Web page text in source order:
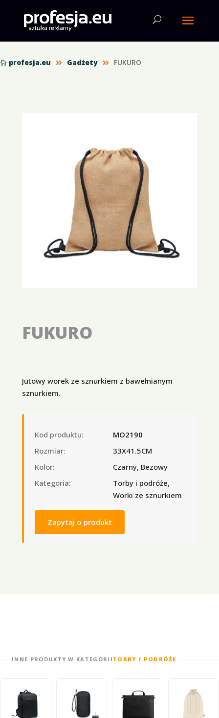
 profesja.eu  Gadżety  FUKURO
FUKURO
Jutowy worek ze sznurkiem z bawełnianym
sznurkiem.
Kod produktu:
MO2190
Rozmiar:
33X41.5CM
Kolor:
Czarny, Bezowy
Kategoria:
Torby i podróże,
Worki ze sznurkiem
Zapytaj o produkt
INNE PRODUKTY W KATEGORII TORBY I PODRÓŻE